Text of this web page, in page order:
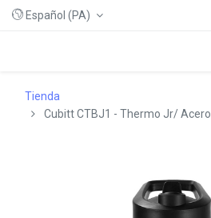
Español (PA)
Tienda
Cubitt CTBJ1 - Thermo Jr/